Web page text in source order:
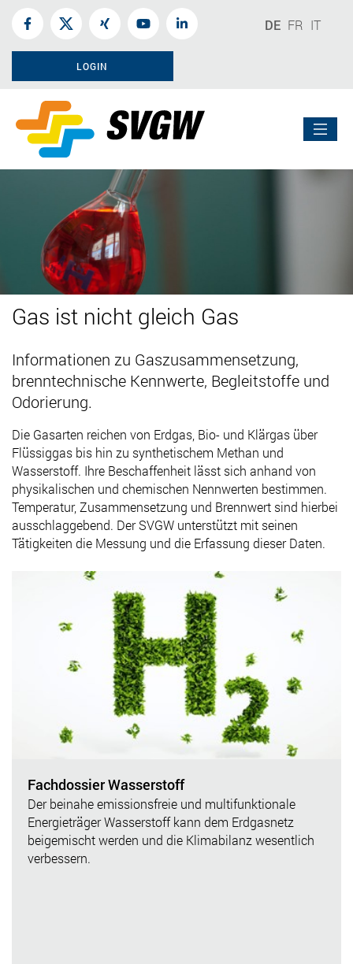
DE FR IT
LOGIN
Gas ist nicht gleich Gas
Informationen zu Gaszusammensetzung,
brenntechnische Kennwerte, Begleitstoffe und
Odorierung.
Die Gasarten reichen von Erdgas, Bio- und Klärgas über
Flüssiggas bis hin zu synthetischem Methan und
Wasserstoff. Ihre Beschaffenheit lässt sich anhand von
physikalischen und chemischen Nennwerten bestimmen.
Temperatur, Zusammensetzung und Brennwert sind hierbei
ausschlaggebend. Der SVGW unterstützt mit seinen
Tätigkeiten die Messung und die Erfassung dieser Daten.
Fachdossier Wasserstoff
Der beinahe emissionsfreie und multifunktionale
Energieträger Wasserstoff kann dem Erdgasnetz
beigemischt werden und die Klimabilanz wesentlich
verbessern.